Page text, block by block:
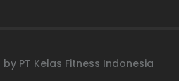
PT Kelas Fitness Indonesia